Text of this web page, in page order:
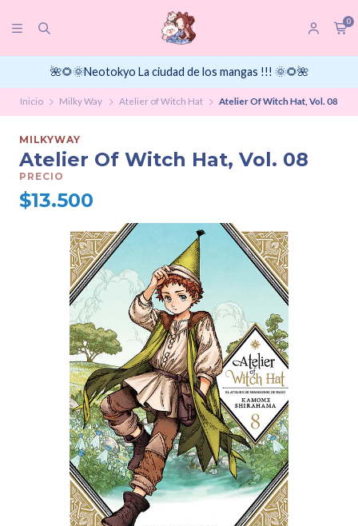
0
🌺🌻🌞Neotokyo La ciudad de los mangas !!! 🌞🌻🌺
Inicio Milky Way Atelier of Witch Hat Atelier Of Witch Hat, Vol. 08
MILKYWAY
Atelier Of Witch Hat, Vol. 08
PRECIO
$13.500